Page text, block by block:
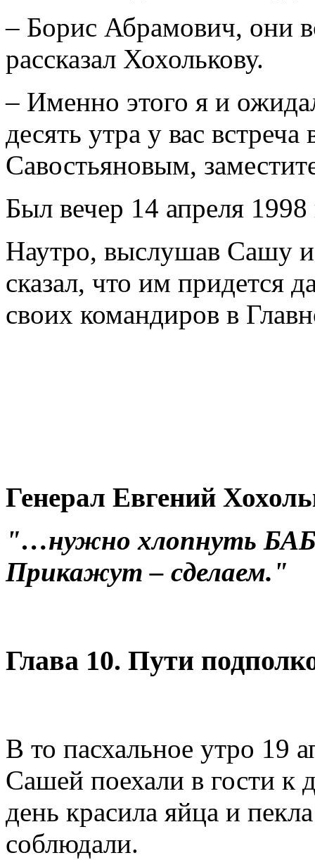
– Борис Абрамович, они
рассказал Хохолькову.
– Именно этого я и
десять утра у вас
Савостьяновым,
Был вечер 14 апреля 1998
Наутро, выслушав Сашу и
сказал, что им придется
своих командиров в
Генерал Евгений
"…нужно хлопнуть
Прикажут – сделаем."
Глава 10. Пути
В то пасхальное утро 19
Сашей поехали в гости к
день красила яйца и
соблюдали.